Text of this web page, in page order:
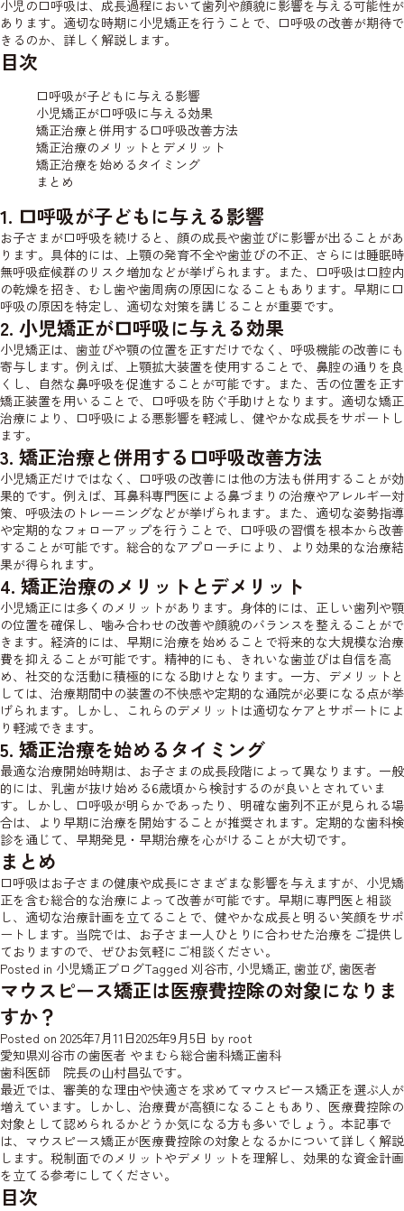
小児の口呼吸は、成長過程において歯列や顔貌に影響を与える可能性が
あります。適切な時期に小児矯正を行うことで、口呼吸の改善が期待で
きるのか、詳しく解説します。
目次
口呼吸が子どもに与える影響
小児矯正が口呼吸に与える効果
矯正治療と併用する口呼吸改善方法
矯正治療のメリットとデメリット
矯正治療を始めるタイミング
まとめ
1. 口呼吸が子どもに与える影響
お子さまが口呼吸を続けると、顔の成長や歯並びに影響が出ることがあ
ります。具体的には、上顎の発育不全や歯並びの不正、さらには睡眠時
無呼吸症候群のリスク増加などが挙げられます。また、口呼吸は口腔内
の乾燥を招き、むし歯や歯周病の原因になることもあります。早期に口
呼吸の原因を特定し、適切な対策を講じることが重要です。
2. 小児矯正が口呼吸に与える効果
小児矯正は、歯並びや顎の位置を正すだけでなく、呼吸機能の改善にも
寄与します。例えば、上顎拡大装置を使用することで、鼻腔の通りを良
くし、自然な鼻呼吸を促進することが可能です。また、舌の位置を正す
矯正装置を用いることで、口呼吸を防ぐ手助けとなります。適切な矯正
治療により、口呼吸による悪影響を軽減し、健やかな成長をサポートし
ます。
3. 矯正治療と併用する口呼吸改善方法
小児矯正だけではなく、口呼吸の改善には他の方法も併用することが効
果的です。例えば、耳鼻科専門医による鼻づまりの治療やアレルギー対
策、呼吸法のトレーニングなどが挙げられます。また、適切な姿勢指導
や定期的なフォローアップを行うことで、口呼吸の習慣を根本から改善
することが可能です。総合的なアプローチにより、より効果的な治療結
果が得られます。
4. 矯正治療のメリットとデメリット
小児矯正には多くのメリットがあります。身体的には、正しい歯列や顎
の位置を確保し、噛み合わせの改善や顔貌のバランスを整えることがで
きます。経済的には、早期に治療を始めることで将来的な大規模な治療
費を抑えることが可能です。精神的にも、きれいな歯並びは自信を高
め、社交的な活動に積極的になる助けとなります。一方、デメリットと
しては、治療期間中の装置の不快感や定期的な通院が必要になる点が挙
げられます。しかし、これらのデメリットは適切なケアとサポートによ
り軽減できます。
5. 矯正治療を始めるタイミング
最適な治療開始時期は、お子さまの成長段階によって異なります。一般
的には、乳歯が抜け始める6歳頃から検討するのが良いとされていま
す。しかし、口呼吸が明らかであったり、明確な歯列不正が見られる場
合は、より早期に治療を開始することが推奨されます。定期的な歯科検
診を通じて、早期発見・早期治療を心がけることが大切です。
まとめ
口呼吸はお子さまの健康や成長にさまざまな影響を与えますが、小児矯
正を含む総合的な治療によって改善が可能です。早期に専門医と相談
し、適切な治療計画を立てることで、健やかな成長と明るい笑顔をサポ
ートします。当院では、お子さま一人ひとりに合わせた治療をご提供し
ておりますので、ぜひお気軽にご相談ください。
Posted in 小児矯正ブログTagged 刈谷市, 小児矯正, 歯並び, 歯医者
マウスピース矯正は医療費控除の対象になりま
すか？
Posted on 2025年7月11日2025年9月5日 by root
愛知県刈谷市の歯医者 やまむら総合歯科矯正歯科
歯科医師 院長の山村昌弘です。
最近では、審美的な理由や快適さを求めてマウスピース矯正を選ぶ人が
増えています。しかし、治療費が高額になることもあり、医療費控除の
対象として認められるかどうか気になる方も多いでしょう。本記事で
は、マウスピース矯正が医療費控除の対象となるかについて詳しく解説
します。税制面でのメリットやデメリットを理解し、効果的な資金計画
を立てる参考にしてください。
目次